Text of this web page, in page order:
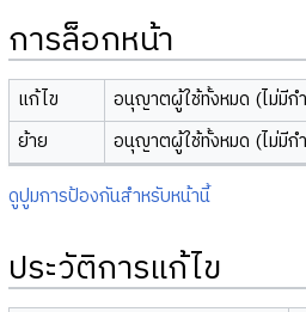
การล็อกหน้า
แก้ไข
อนุญาตผู้ใช้ทั้งหมด (ไม่มีก
ย้าย
อนุญาตผู้ใช้ทั้งหมด (ไม่มีก
ดูปูมการป้องกันสำหรับหน้านี้
ประวัติการแก้ไข